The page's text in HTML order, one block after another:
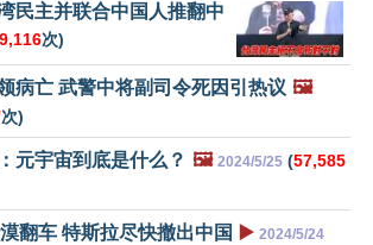
民主并联合中国人推翻中
次)
病亡 武警中将副司令死因引热议 🖼️
次)
元宇宙到底是什么？ 🖼️ 2024/5/25 (57,585
翻车 特斯拉尽快撤出中国 ▶️ 2024/5/24